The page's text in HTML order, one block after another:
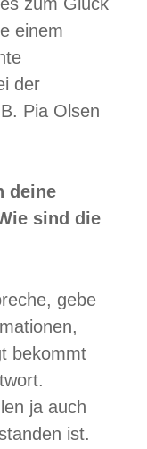
einem
der
Pia Olsen
deine
sind die
gebe
bekommt
ja auch
ist.